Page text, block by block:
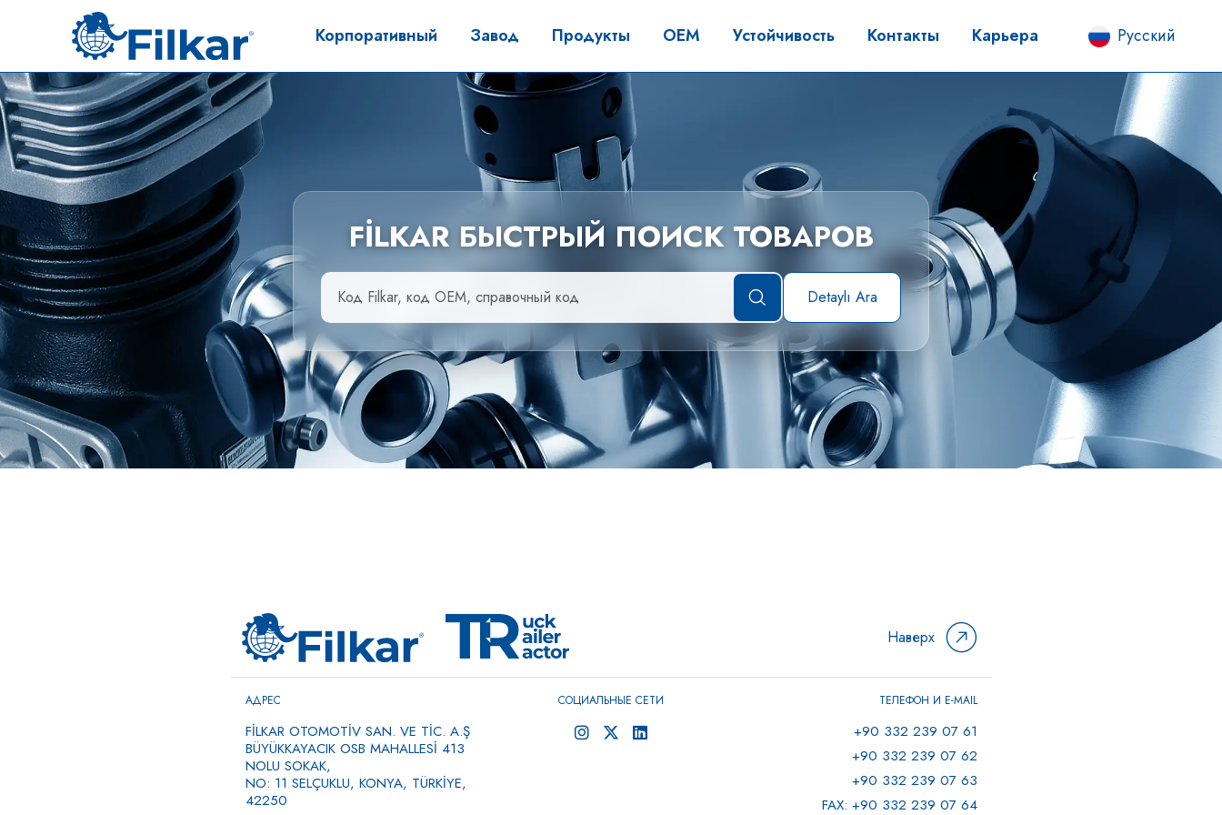
Корпоративный Завод Продукты OEM Устойчивость Контакты Карьера Русский
FİLKAR БЫСТРЫЙ ПОИСК ТОВАРОВ
Detaylı Ara
Наверх
СОЦИАЛЬНЫЕ СЕТИ
АДРЕС
FİLKAR OTOMOTİV SAN. VE TİC. A.Ş
BÜYÜKKAYACIK OSB MAHALLESİ 413
NOLU SOKAK,
NO: 11 SELÇUKLU, KONYA, TÜRKİYE,
42250
ТЕЛЕФОН И E-MAIL
+90 332 239 07 61
+90 332 239 07 62
+90 332 239 07 63
FAX: +90 332 239 07 64